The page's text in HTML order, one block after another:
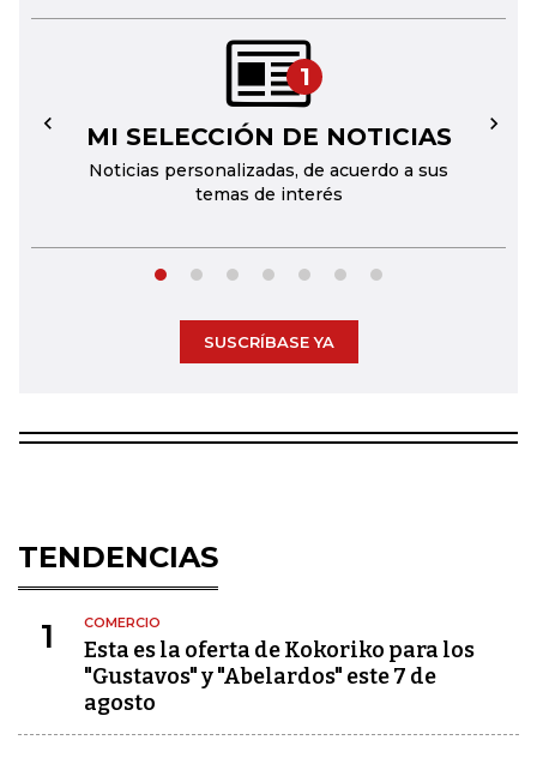
1
MI SELECCIÓN DE NOTICIAS
Noticias personalizadas, de acuerdo a sus
temas de interés
← →
SUSCRÍBASE YA
TENDENCIAS
1 COMERCIO
Esta es la oferta de Kokoriko para los
"Gustavos" y "Abelardos" este 7 de
agosto